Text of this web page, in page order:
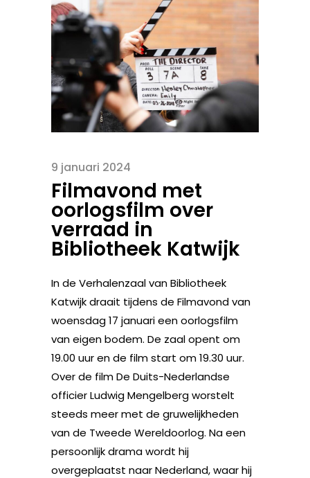
9 januari 2024
Filmavond met
oorlogsfilm over
verraad in
Bibliotheek Katwijk
In de Verhalenzaal van Bibliotheek
Katwijk draait tijdens de Filmavond van
woensdag 17 januari een oorlogsfilm
van eigen bodem. De zaal opent om
19.00 uur en de film start om 19.30 uur.
Over de film De Duits-Nederlandse
officier Ludwig Mengelberg worstelt
steeds meer met de gruwelijkheden
van de Tweede Wereldoorlog. Na een
persoonlijk drama wordt hij
overgeplaatst naar Nederland, waar hij